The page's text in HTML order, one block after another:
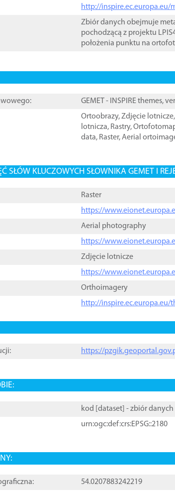
http://inspire.ec.europa.eu/
Zbiór danych obejmuje
pochodzącą z projektu
położenia punktu na
GEMET - INSPIRE themes,
Ortoobrazy,Zdjęcie lotnicze,
lotnicza, Rastry,
data, Raster,Aerial
SŁÓW KLUCZOWYCH SŁOWNIKA GEMET I
Raster
https://
Aerial photography
https://
Zdjęcie lotnicze
https://
Orthoimagery
http://inspire.ec.europa.eu/
https://
kod [ dataset ] - zbiór danych
urn:ogc:def:crs:EPSG::2180
54.0207883242219